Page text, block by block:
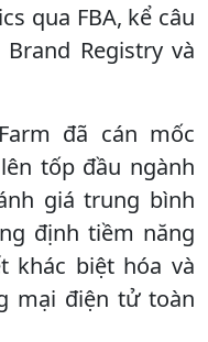
qua FBA, kể câu
Registry và
đã cán mốc
tốp đầu ngành
giá trung bình
định tiềm năng
khác biệt hóa và
mại điện tử toàn